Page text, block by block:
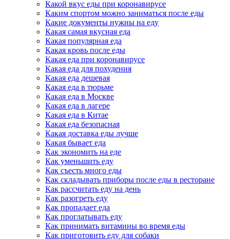
Какой вкус еды при коронавирусе
Каким спортом можно заниматься после еды
Какие документы нужны на еду
Какая самая вкусная еда
Какая популярная еда
Какая кровь после еды
Какая еда при коронавирусе
Какая еда для похудения
Какая еда дешевая
Какая еда в тюрьме
Какая еда в Москве
Какая еда в лагере
Какая еда в Китае
Какая еда безопасная
Какая доставка еды лучше
Какая бывает еда
Как экономить на еде
Как уменьшить еду
Как съесть много еды
Как складывать приборы после еды в ресторане
Как рассчитать еду на день
Как разогреть еду
Как пропадает еда
Как проглатывать еду
Как принимать витамины во время еды
Как приготовить еду для собаки